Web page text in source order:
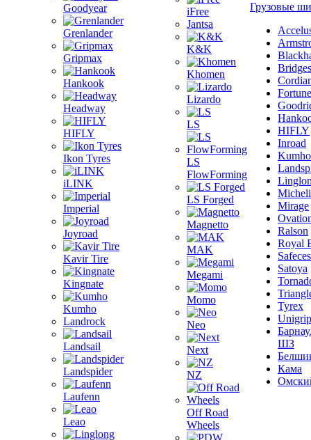
Goodyear
Grenlander
Gripmax
Hankook
Headway
HIFLY
Ikon Tyres
iLINK
Imperial
Joyroad
Kavir Tire
Kingnate
Kumho
Landrock
Landsail
Landspider
Laufenn
Leao
iFree
Jantsa
K&K
Khomen
Lizardo
LS
LS
FlowForming
LS Forged
Magnetto
MAK
Megami
Momo
Neo
Next
NZ
Off Road
Wheels
Грузовые
Fortune
HIFLY
Inroad
Kumho
Mirage
Ralson
Royal
Satoya
Tyrex
Unigrip
ШЗ
Кама